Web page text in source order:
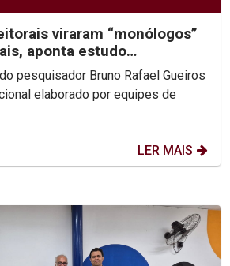
viraram “monólogos”
aponta estudo
dados...
pesquisador Bruno Rafael Gueiros
elaborado por equipes de
LER MAIS